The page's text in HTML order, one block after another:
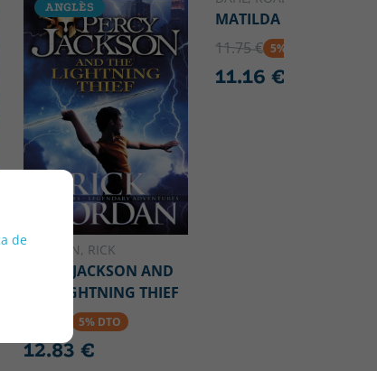
de
ANGLÈS
RIORDAN, RICK
PERCY JACKSON AND
THE LIGHTNING THIEF
5% DTO
12.83 €
ANGLÈS
MATILDA
11.75 € 5% DTO
11.16 €